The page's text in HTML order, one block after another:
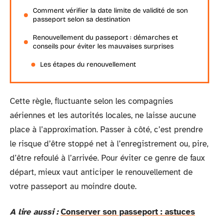
Comment vérifier la date limite de validité de son
passeport selon sa destination
Renouvellement du passeport : démarches et
conseils pour éviter les mauvaises surprises
Les étapes du renouvellement
Cette règle, fluctuante selon les compagnies
aériennes et les autorités locales, ne laisse aucune
place à l’approximation. Passer à côté, c’est prendre
le risque d’être stoppé net à l’enregistrement ou, pire,
d’être refoulé à l’arrivée. Pour éviter ce genre de faux
départ, mieux vaut anticiper le renouvellement de
votre passeport au moindre doute.
A lire aussi : Conserver son passeport : astuces